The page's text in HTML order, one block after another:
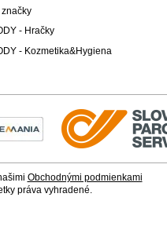
značky
- Hračky
- Kozmetika&Hygiena
Obchodnými podmienkami
práva vyhradené.